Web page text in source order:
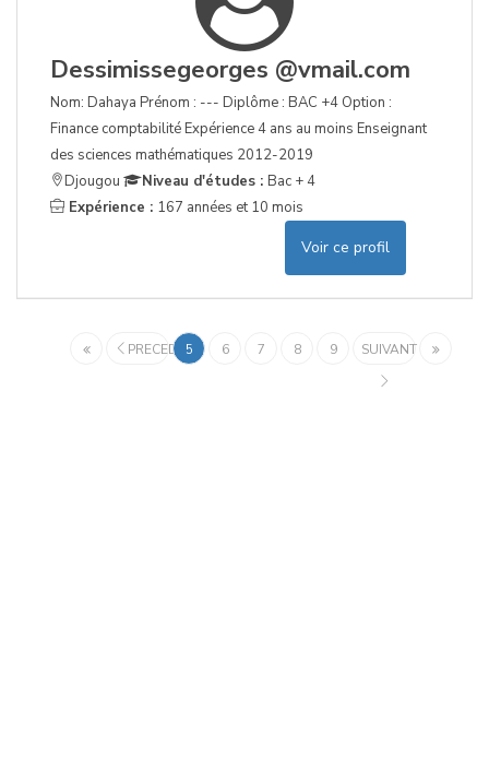
Dessimissegeorges @vmail.com
Nom: Dahaya Prénom : --- Diplôme : BAC +4 Option :
Finance comptabilité Expérience 4 ans au moins Enseignant
des sciences mathématiques 2012-2019
Djougou
Niveau d'études : Bac + 4
Expérience : 167 années et 10 mois
Voir ce profil
PRECEDENT
5 6 7 8 9 SUIVANT